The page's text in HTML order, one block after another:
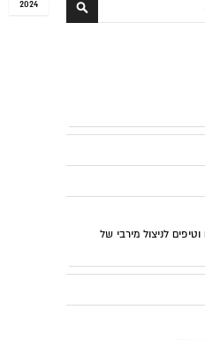
2024
לניצול מירבי של